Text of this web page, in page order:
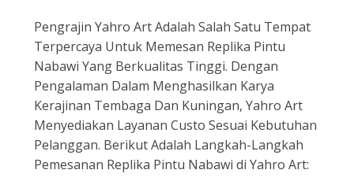
Pengrajin Yahro Art Adalah Salah Satu Tempat
Terpercaya Untuk Memesan Replika Pintu
Nabawi Yang Berkualitas Tinggi. Dengan
Pengalaman Dalam Menghasilkan Karya
Kerajinan Tembaga Dan Kuningan, Yahro Art
Menyediakan Layanan Custo Sesuai Kebutuhan
Pelanggan. Berikut Adalah Langkah-Langkah
Pemesanan Replika Pintu Nabawi di Yahro Art: